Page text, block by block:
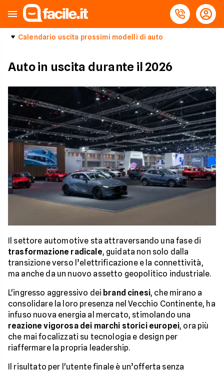
Calendario uscita prossimi modelli di auto
Auto in uscita durante il 2026
Il settore automotive sta attraversando una fase di
trasformazione radicale, guidata non solo dalla
transizione verso l’elettrificazione e la connettività,
ma anche da un nuovo assetto geopolitico industriale.
L'ingresso aggressivo dei brand cinesi, che mirano a
consolidare la loro presenza nel Vecchio Continente, ha
infuso nuova energia al mercato, stimolando una
reazione vigorosa dei marchi storici europei, ora più
che mai focalizzati su tecnologia e design per
riaffermare la propria leadership.
Il risultato per l'utente finale è un’offerta senza